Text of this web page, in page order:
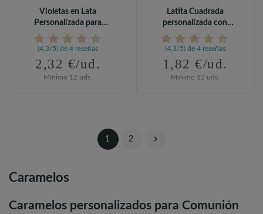
Violetas en Lata
Personalizada para
Comunión
(4,3/5) de 4 reseñas
2,32 €/ud.
Mínimo 12 uds.
Latita Cuadrada
personalizada con
Caramelos
(4,3/5) de 4 reseñas
1,82 €/ud.
Mínimo 12 uds.
1 2 
Caramelos
Caramelos personalizados para Comunión